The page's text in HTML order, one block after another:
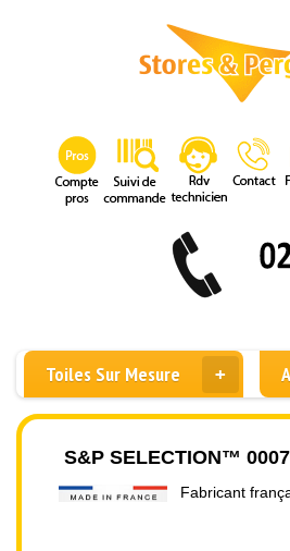
Toiles Sur Mesure
S&P SELECTION™
Fabricant